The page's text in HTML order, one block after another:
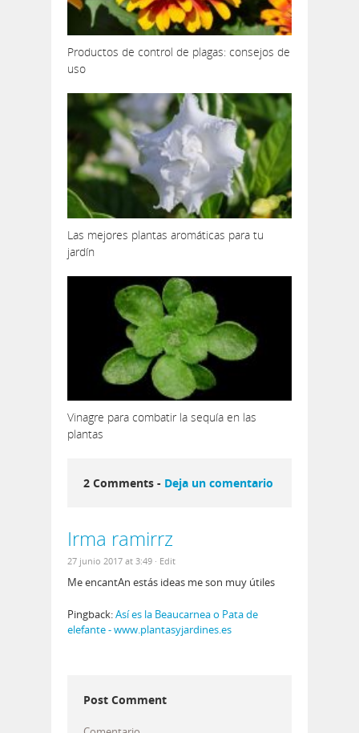
Productos de control de plagas: consejos de
uso
Las mejores plantas aromáticas para tu
jardín
Vinagre para combatir la sequía en las
plantas
2 Comments - Deja un comentario
Irma ramirrz
27 junio 2017 at 3:49 · Edit
Me encantAn estás ideas me son muy útiles
Pingback:Así es la Beaucarnea o Pata de
elefante - www.plantasyjardines.es
Post Comment